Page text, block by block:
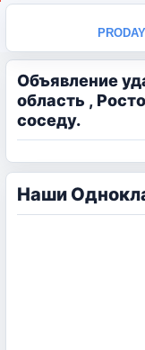
Объявление
область ,
соседу.
Наши